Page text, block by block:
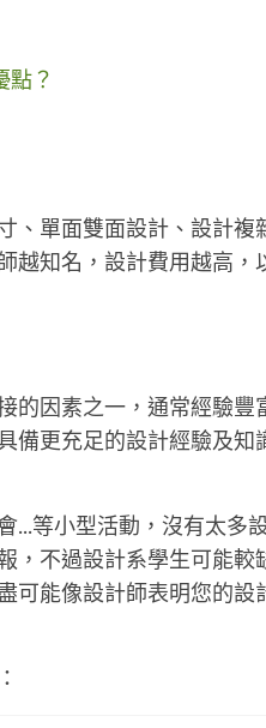
點？
、單面雙面設計、設計複
越知名，設計費用越高，
的因素之一，通常經驗豐
備更充足的設計經驗及知
...等小型活動，沒有太多
，不過設計系學生可能較
可能像設計師表明您的設